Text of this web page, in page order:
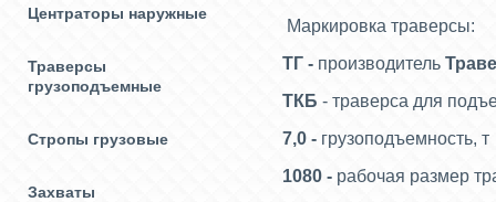
Центраторы наружные
Траверсы
грузоподъемные
Стропы грузовые
Захваты
Маркировка траверсы:
ТГ - производитель
ТКБ - траверса для
7,0 - грузоподъемность, т
1080 - рабочая размер